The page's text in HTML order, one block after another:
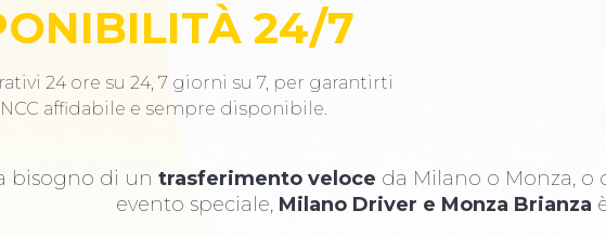
24/7
24 ore su 24, 7 giorni su 7, per garantirti
affidabile e sempre disponibile.
bisogno di un trasferimento veloce da Milano o Monza, o
evento speciale, Milano Driver e Monza Brianza